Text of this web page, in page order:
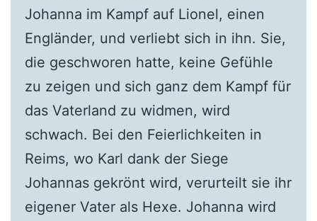
Johanna im Kampf auf Lionel, einen
Engländer, und verliebt sich in ihn. Sie,
die geschworen hatte, keine Gefühle
zu zeigen und sich ganz dem Kampf für
das Vaterland zu widmen, wird
schwach. Bei den Feierlichkeiten in
Reims, wo Karl dank der Siege
Johannas gekrönt wird, verurteilt sie ihr
eigener Vater als Hexe. Johanna wird